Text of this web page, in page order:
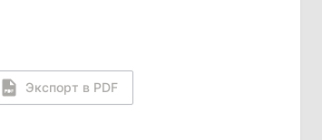
Экспорт в PDF